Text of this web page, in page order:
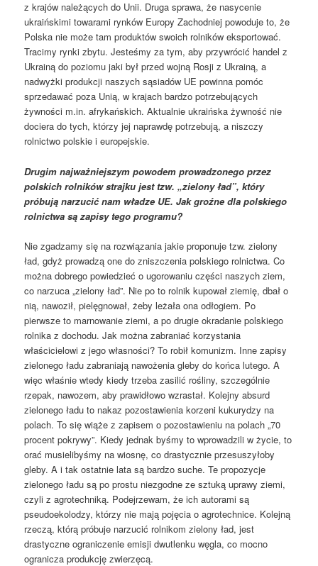
z krajów należących do Unii. Druga sprawa, że nasycenie
ukraińskimi towarami rynków Europy Zachodniej powoduje to, że
Polska nie może tam produktów swoich rolników eksportować.
Tracimy rynki zbytu. Jesteśmy za tym, aby przywrócić handel z
Ukrainą do poziomu jaki był przed wojną Rosji z Ukrainą, a
nadwyżki produkcji naszych sąsiadów UE powinna pomóc
sprzedawać poza Unią, w krajach bardzo potrzebujących
żywności m.in. afrykańskich. Aktualnie ukraińska żywność nie
dociera do tych, którzy jej naprawdę potrzebują, a niszczy
rolnictwo polskie i europejskie.
Drugim najważniejszym powodem prowadzonego przez
polskich rolników strajku jest tzw. „zielony ład”, który
próbują narzucić nam władze UE. Jak groźne dla polskiego
rolnictwa są zapisy tego programu?
Nie zgadzamy się na rozwiązania jakie proponuje tzw. zielony
ład, gdyż prowadzą one do zniszczenia polskiego rolnictwa. Co
można dobrego powiedzieć o ugorowaniu części naszych ziem,
co narzuca „zielony ład”. Nie po to rolnik kupował ziemię, dbał o
nią, nawoził, pielęgnował, żeby leżała ona odłogiem. Po
pierwsze to marnowanie ziemi, a po drugie okradanie polskiego
rolnika z dochodu. Jak można zabraniać korzystania
właścicielowi z jego własności? To robił komunizm. Inne zapisy
zielonego ładu zabraniają nawożenia gleby do końca lutego. A
więc właśnie wtedy kiedy trzeba zasilić rośliny, szczególnie
rzepak, nawozem, aby prawidłowo wzrastał. Kolejny absurd
zielonego ładu to nakaz pozostawienia korzeni kukurydzy na
polach. To się wiąże z zapisem o pozostawieniu na polach „70
procent pokrywy”. Kiedy jednak byśmy to wprowadzili w życie, to
orać musielibyśmy na wiosnę, co drastycznie przesuszyłoby
gleby. A i tak ostatnie lata są bardzo suche. Te propozycje
zielonego ładu są po prostu niezgodne ze sztuką uprawy ziemi,
czyli z agrotechniką. Podejrzewam, że ich autorami są
pseudoekolodzy, którzy nie mają pojęcia o agrotechnice. Kolejną
rzeczą, którą próbuje narzucić rolnikom zielony ład, jest
drastyczne ograniczenie emisji dwutlenku węgla, co mocno
ogranicza produkcję zwierzęcą.